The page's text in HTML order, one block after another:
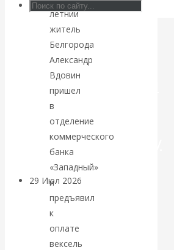
Искусственный
интеллект —
революционный
переход к
посткапитализму
29 Июл 2026
финансовая олигархия
Валентин
летний
житель
Белгорода
Александр
Вдовин
пришел
в
отделение
коммерческого
банка
«Западный»
и
предъявил
к
оплате
вексель